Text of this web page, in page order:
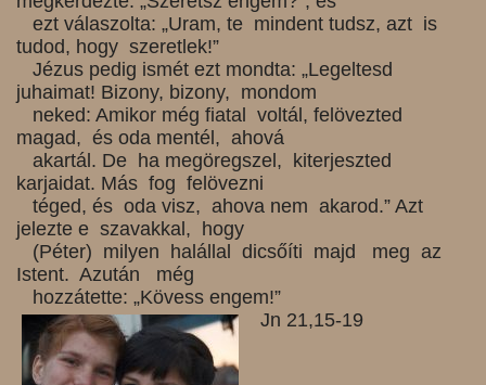
ezt válaszolta: „Uram, te mindent tudsz, azt is
tudod, hogy szeretlek!”
Jézus pedig ismét ezt mondta: „Legeltesd
juhaimat! Bizony, bizony, mondom
neked: Amikor még fiatal voltál, felövezted
magad, és oda mentél, ahová
akartál. De ha megöregszel, kiterjeszted
karjaidat. Más fog felövezni
téged, és oda visz, ahova nem akarod.” Azt
jelezte e szavakkal, hogy
(Péter) milyen halállal dicsőíti majd meg az
Istent. Azután még
hozzátette: „Kövess engem!”
Jn 21,15-19